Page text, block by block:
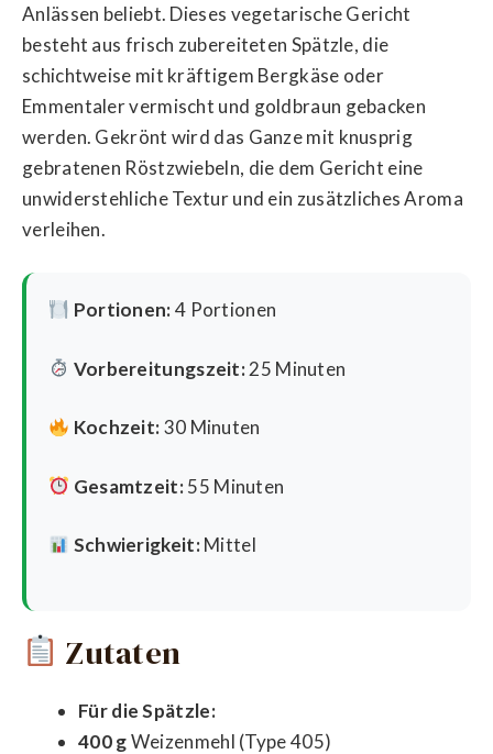
Anlässen beliebt. Dieses vegetarische Gericht
besteht aus frisch zubereiteten Spätzle, die
schichtweise mit kräftigem Bergkäse oder
Emmentaler vermischt und goldbraun gebacken
werden. Gekrönt wird das Ganze mit knusprig
gebratenen Röstzwiebeln, die dem Gericht eine
unwiderstehliche Textur und ein zusätzliches Aroma
verleihen.
Portionen:4 Portionen
Vorbereitungszeit:25 Minuten
Kochzeit:30 Minuten
Gesamtzeit:55 Minuten
Schwierigkeit:Mittel
Zutaten
Für die Spätzle:
400 gWeizenmehl (Type 405)